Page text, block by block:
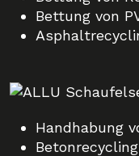
Bettung von
Handhabung
Betonrecycling